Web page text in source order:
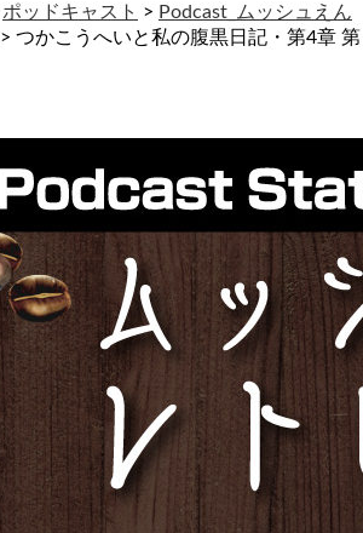
ポッドキャスト > Podcast_ムッシュえん
> つかこうへいと私の腹黒日記・第4章 第